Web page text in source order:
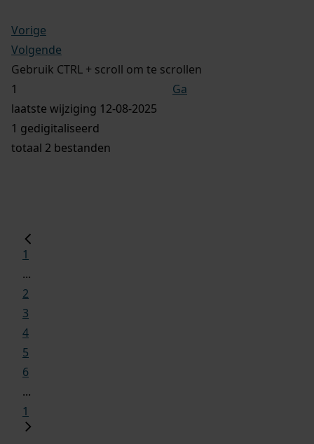
Vorige
Volgende
Gebruik CTRL + scroll om te scrollen
Ga
laatste wijziging 12-08-2025
1 gedigitaliseerd
totaal 2 bestanden
1
...
2
3
4
5
6
...
1